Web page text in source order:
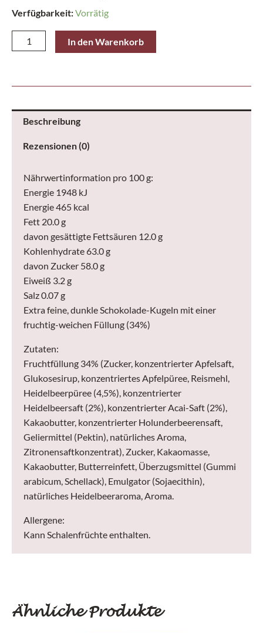
Verfügbarkeit:Vorrätig
Beutel
150
Menge
In den Warenkorb
Beschreibung
Rezensionen (0)
Nährwertinformation pro 100 g:
Energie 1948 kJ
Energie 465 kcal
Fett 20.0 g
davon gesättigte Fettsäuren 12.0 g
Kohlenhydrate 63.0 g
davon Zucker 58.0 g
Eiweiß 3.2 g
Salz 0.07 g
Extra feine, dunkle Schokolade-Kugeln mit einer
fruchtig-weichen Füllung (34%)
Zutaten:
Fruchtfüllung 34% (Zucker, konzentrierter Apfelsaft,
Glukosesirup, konzentriertes Apfelpüree, Reismehl,
Heidelbeerpüree (4,5%), konzentrierter
Heidelbeersaft (2%), konzentrierter Acai-Saft (2%),
Kakaobutter, konzentrierter Holunderbeerensaft,
Geliermittel (Pektin), natürliches Aroma,
Zitronensaftkonzentrat), Zucker, Kakaomasse,
Kakaobutter, Butterreinfett, Überzugsmittel (Gummi
arabicum, Schellack), Emulgator (Sojaecithin),
natürliches Heidelbeeraroma, Aroma.
Allergene:
Kann Schalenfrüchte enthalten.
Ähnliche Produkte